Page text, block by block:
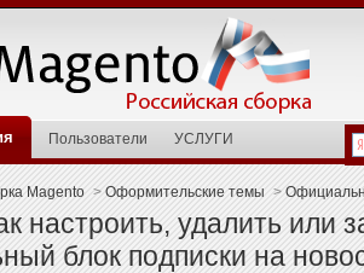
Пользователи УСЛУГИ
Magento > Оформительские темы >
настроить, удалить или
блок подписки на